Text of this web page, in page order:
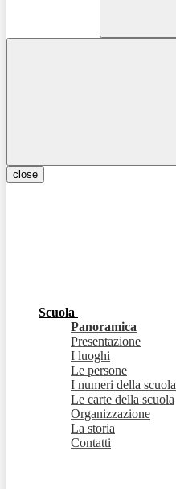
close
Scuola
Panoramica
Presentazione
I luoghi
Le persone
I numeri della scuola
Le carte della scuola
Organizzazione
La storia
Contatti